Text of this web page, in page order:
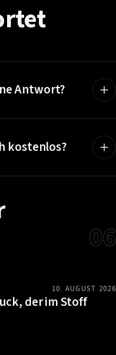
Antwort?
kostenlos?
06
10. AUGUST 2026
der im Stoff